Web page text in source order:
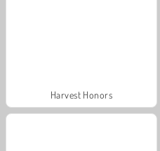
Harvest Honors